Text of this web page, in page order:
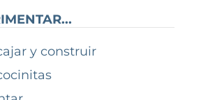
y construir